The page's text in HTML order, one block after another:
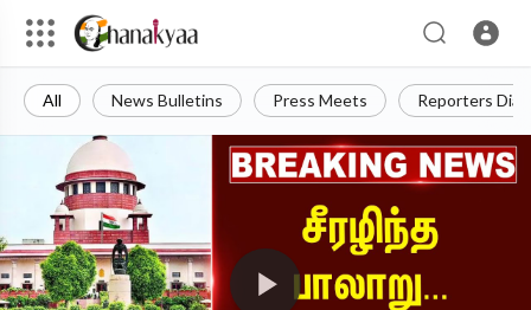
All News Bulletins Press Meets Reporters